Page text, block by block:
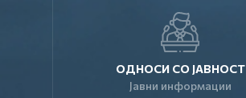
ОДНОСИ СО ЈАВНОСТ
Јавни информации